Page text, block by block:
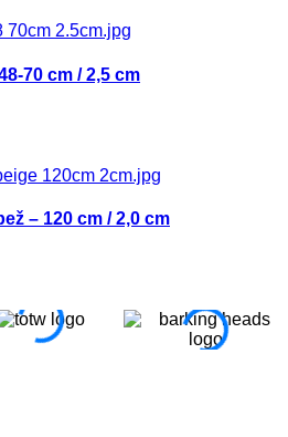
70 cm / 2,5 cm
– 120 cm / 2,0 cm